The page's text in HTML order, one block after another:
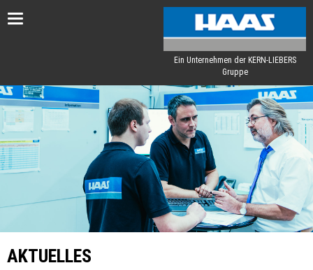
Toggle
Ein Unternehmen der KERN-LIEBERS
Gruppe
AKTUELLES